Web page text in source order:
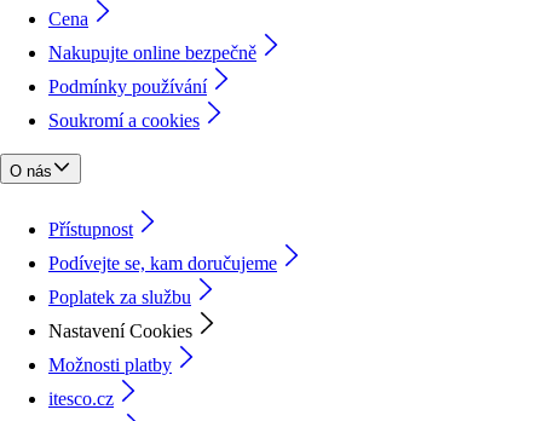
Cena
Nakupujte online bezpečně
Podmínky používání
Soukromí a cookies
O nás
Přístupnost
Podívejte se, kam doručujeme
Poplatek za službu
Nastavení Cookies
Možnosti platby
itesco.cz